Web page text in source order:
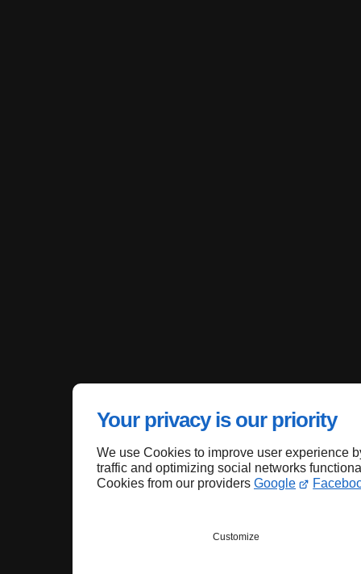
Your privacy is our priority
We use Cookies to improve user experience
traffic and optimizing social networks
Cookies from our providers Google
Customize